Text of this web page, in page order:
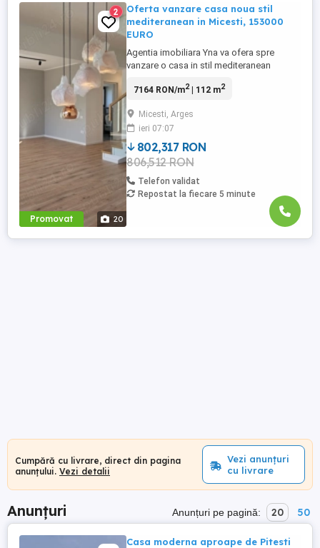
Promovat 20
2
Oferta vanzare casa noua stil
mediteranean in Micesti, 153000
EURO
Agentia imobiliara Yna va ofera spre
vanzare o casa in stil mediteranean
rezidential deosebit amplasat in comuna
minute de Mioveni. Zona este linistita. Ca
si teren avem 400mp. intravilan curs
constructii, strada pietruita. ...
7164 RON/m2| 112 m2
Micesti, Arges
ieri 07:07
802,317 RON
806,512 RON
Telefon validat
Repostat la fiecare 5 minute
Cumpără cu livrare, direct din pagina
anunțului. Vezi detalii
Vezi anunțuri
cu livrare
Anunțuri Anunțuri pe pagină: 20 50
Casa moderna aproape de Pitesti